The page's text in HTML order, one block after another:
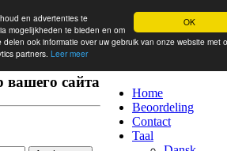
OK
en advertenties te
mogelijkheden te bieden en om
ook informatie over uw gebruik van onze website met
partners. Leer meer
Home
Beoordeling
Contact
Taal
вашего сайта